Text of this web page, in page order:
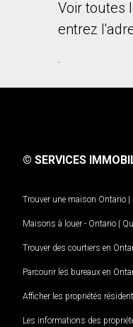
Voir toutes
entrez
.
© SERVICES
Trouver une maison Ontario |
Maisons à louer - Ontario |
Trouver des courtiers en
Parcourir les bureaux en
Afficher les propriétés
Les informations des